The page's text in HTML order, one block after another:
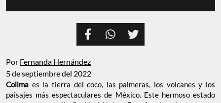
Por Fernanda Hernández
5 de septiembre del 2022
Colima es la tierra del coco, las palmeras, los volcanes y los
paisajes más espectaculares de México. Este hermoso estado